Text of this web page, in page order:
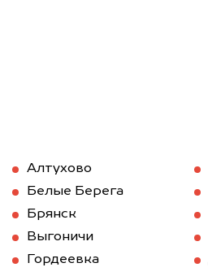
Алтухово
Белые Берега
Брянск
Выгоничи
Гордеевка